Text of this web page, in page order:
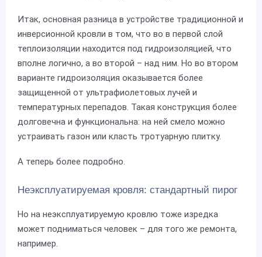
Итак, основная разница в устройстве традиционной и
инверсионной кровли в том, что во в первой слой
теплоизоляции находится под гидроизоляцией, что
вполне логично, а во второй – над ним. Но во втором
варианте гидроизоляция оказывается более
защищенной от ультрафиолетовых лучей и
температурных перепадов. Такая конструкция более
долговечна и функциональна: на ней смело можно
устраивать газон или класть тротуарную плитку.
А теперь более подробно.
Неэксплуатируемая кровля: стандартный пирог
Но на неэксплуатируемую кровлю тоже изредка
может подниматься человек – для того же ремонта,
например.